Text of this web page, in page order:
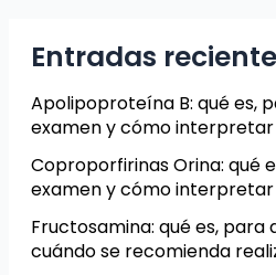
Entradas
Apolipoproteína B: qué es,
examen y cómo interpretar
Coproporfirinas Orina: qué
examen y cómo interpretar
Fructosamina: qué es, para
cuándo se recomienda